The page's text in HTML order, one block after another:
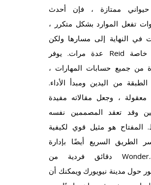
ممتازة ، فإن أحدث
تفعل الموارد بشكل متكرر ،
في النهاية إلى مسارها ولكن
عدة مرات. يوفر Reid دروسًا خاصة
من جميع حسابات المهارات ،
من اليدين ومبدأ الأداء.
معقولة ، وجعل مقالاته مفيدة
وقد تعقد المصممين نفسه
المفتاح هو مثيل قوي لكيفية
الطريق السريع أيضًا بإدارة
دقائق فردية من Wonder.المغني
حول مدينة نيويورك ويمكنك أن